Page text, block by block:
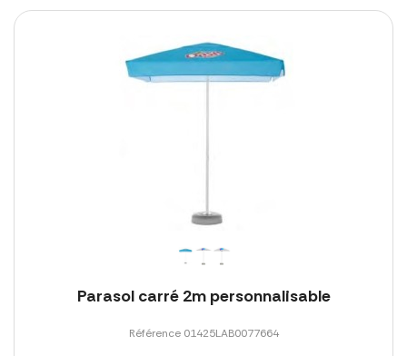
Parasol carré 2m personnalisable
Référence 01425LAB0077664